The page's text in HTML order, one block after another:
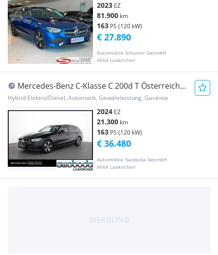
2023 EZ
81.900 km
163 PS (120 kW)
Automobile Schuster GesmbH
4664 Laakirchen
€ 27.890
Mercedes-Benz C-Klasse C 200d T Österreich
Edition Aut.
Hybrid Elektro/Diesel, Automatik, Gewährleistung, Garantie
2024 EZ
21.300 km
163 PS (120 kW)
Automobile Swoboda GesmbH
4664 Laakirchen
€ 36.480